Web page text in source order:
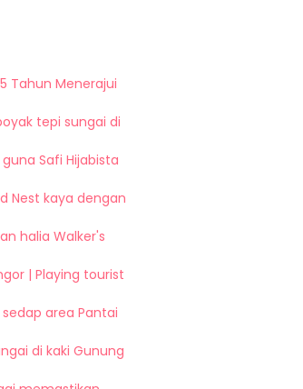
Tahun Menerajui
tepi sungai di
Safi Hijabista
Nest kaya dengan
halia Walker's
| Playing tourist
area Pantai
di kaki Gunung